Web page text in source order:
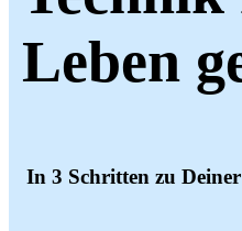
Leben
In 3 Schritten zu